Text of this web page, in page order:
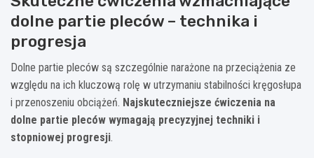
dolne partie pleców – technika i
progresja
Dolne partie pleców są szczególnie narażone na przeciążenia ze
względu na ich kluczową rolę w utrzymaniu stabilności kręgosłupa
i przenoszeniu obciążeń. Najskuteczniejsze ćwiczenia na
dolne partie pleców wymagają precyzyjnej techniki i
stopniowej progresji.